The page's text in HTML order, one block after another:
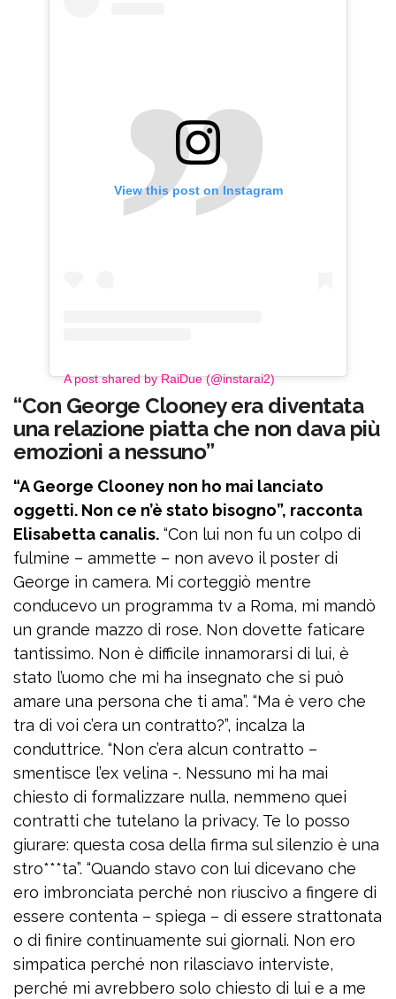
View this post on Instagram
A post shared by RaiDue (@instarai2)
“Con George Clooney era diventata
una relazione piatta che non dava più
emozioni a nessuno”
“A George Clooney non ho mai lanciato
oggetti. Non ce n’è stato bisogno”, racconta
Elisabetta canalis. “Con lui non fu un colpo di
fulmine – ammette – non avevo il poster di
George in camera. Mi corteggiò mentre
conducevo un programma tv a Roma, mi mandò
un grande mazzo di rose. Non dovette faticare
tantissimo. Non è difficile innamorarsi di lui, è
stato l’uomo che mi ha insegnato che si può
amare una persona che ti ama”. “Ma è vero che
tra di voi c’era un contratto?”, incalza la
conduttrice. “Non c’era alcun contratto –
smentisce l’ex velina -. Nessuno mi ha mai
chiesto di formalizzare nulla, nemmeno quei
contratti che tutelano la privacy. Te lo posso
giurare: questa cosa della firma sul silenzio è una
stro***ta”. “Quando stavo con lui dicevano che
ero imbronciata perché non riuscivo a fingere di
essere contenta – spiega – di essere strattonata
o di finire continuamente sui giornali. Non ero
simpatica perché non rilasciavo interviste,
perché mi avrebbero solo chiesto di lui e a me